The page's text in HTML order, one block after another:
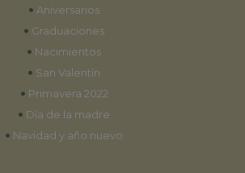
• Aniversarios
• Graduaciones
• Nacimientos
• San Valentín
• Primavera 2022
• Día de la madre
• Navidad y año nuevo